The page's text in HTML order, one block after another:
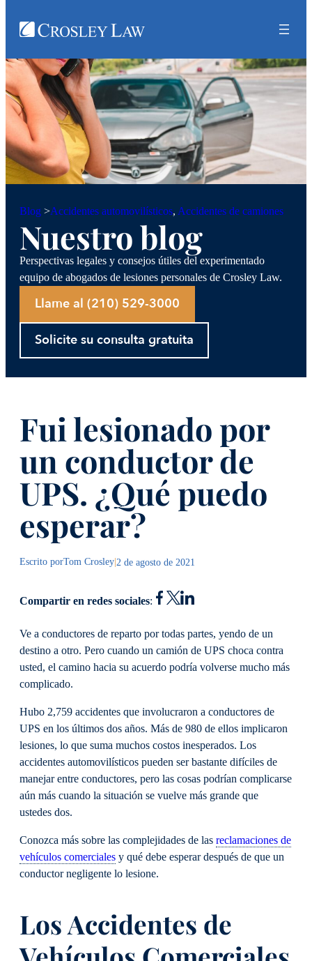
Blog >Accidentes automovilísticos, Accidentes de camiones
Nuestro blog
Perspectivas legales y consejos útiles del experimentado
equipo de abogados de lesiones personales de Crosley Law.
Llame al (210) 529-3000
Solicite su consulta gratuita
Fui lesionado por
un conductor de
UPS. ¿Qué puedo
esperar?
Escrito porTom Crosley|2 de agosto de 2021
Compartir en redes sociales:
Ve a conductores de reparto por todas partes, yendo de un
destino a otro. Pero cuando un camión de UPS choca contra
usted, el camino hacia su acuerdo podría volverse mucho más
complicado.
Hubo 2,759 accidentes que involucraron a conductores de
UPS en los últimos dos años. Más de 980 de ellos implicaron
lesiones, lo que suma muchos costos inesperados. Los
accidentes automovilísticos pueden ser bastante difíciles de
manejar entre conductores, pero las cosas podrían complicarse
aún más cuando la situación se vuelve más grande que
ustedes dos.
Conozca más sobre las complejidades de las reclamaciones de
vehículos comerciales y qué debe esperar después de que un
conductor negligente lo lesione.
Los Accidentes de